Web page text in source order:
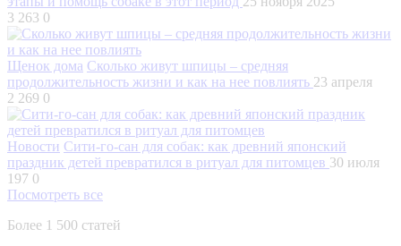
3 263 0
Щенок дома Сколько живут шпицы – средняя
продолжительность жизни и как на нее повлиять 23 апреля
2 269 0
Новости Сити-го-сан для собак: как древний японский
праздник детей превратился в ритуал для питомцев 30 июля
197 0
Посмотреть все
Более 1 500 статей